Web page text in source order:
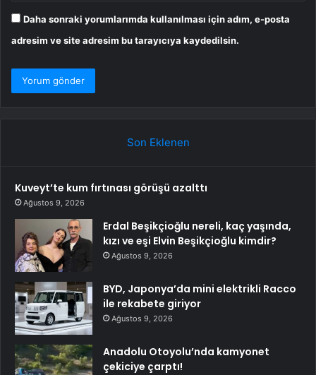
Daha sonraki yorumlarımda kullanılması için adım, e-posta
adresim ve site adresim bu tarayıcıya kaydedilsin.
Son Eklenen
Kuveyt’te kum fırtınası görüşü azalttı
Ağustos 9, 2026
Erdal Beşikçioğlu nereli, kaç yaşında,
kızı ve eşi Elvin Beşikçioğlu kimdir?
Ağustos 9, 2026
BYD, Japonya’da mini elektrikli Racco
ile rekabete giriyor
Ağustos 9, 2026
Anadolu Otoyolu’nda kamyonet
çekiciye çarptı!